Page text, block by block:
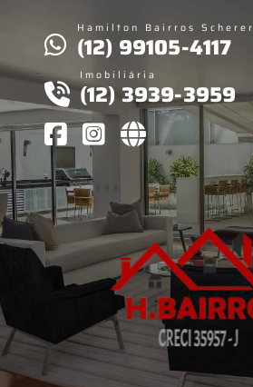
Hamilton Bairros Scherer
(12) 99105-4117
Imobiliária
(12) 3939-3959